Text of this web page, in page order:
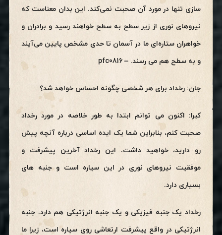
سازی تنها در مورد آن صحبت نمی‌کند. این بدان معناست که
نیروهای نوری از زیر سطح به سطح خواهند رسید و برادران و
خواهران ستاره‌ای ما در آسمان تا حدی مشخص پایین می‌آیند
و به سطح هم می رسند. – pfc0816
جان: رخداد برای هر شخصی چگونه احساس خواهد شد؟
کبرا: اکنون می توانم ابتدا به طور خلاصه در مورد رخداد
صحبت کنم، بنابراین شما یک ایده اساسی درباره آنچه پیش
رو دارید، خواهید داشت. این رخداد آخرین پیشرفت و
موفقیت نیروهای نوری در این سیاره است و جنبه های
بسیاری دارد.
رخداد یک جنبه فیزیکی و یک جنبه انرژتیکی هم دارد. جنبه
انرژتیکی در واقع پیشرفت ارتعاشی روی سیاره است، زیرا ما